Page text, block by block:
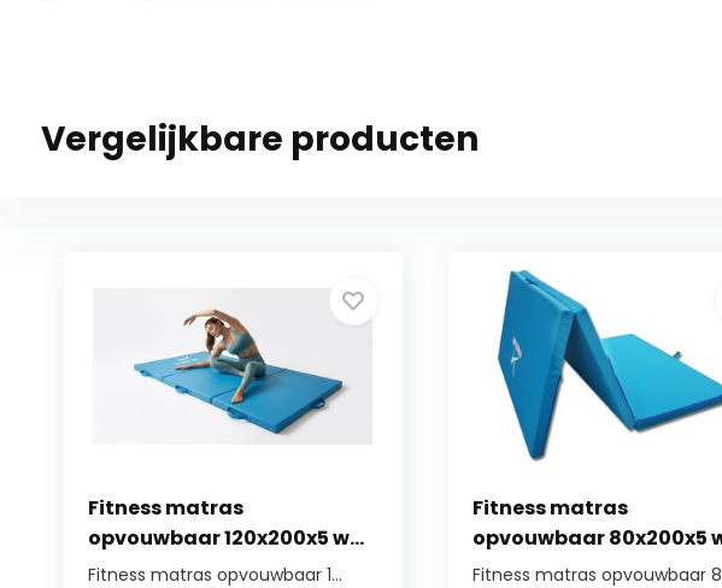
Vergelijkbare producten
Fitness matras
opvouwbaar 120x200x5 w...
Fitness matras opvouwbaar 1...
Fitness matras
opvouwbaar 80x200x5
Fitness matras opvouwbaar